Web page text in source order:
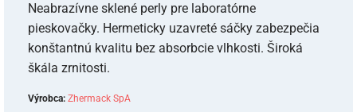
Neabrazívne sklené perly pre laboratórne
pieskovačky. Hermeticky uzavreté sáčky zabezpečia
konštantnú kvalitu bez absorbcie vlhkosti. Široká
škála zrnitosti.
Výrobca: Zhermack SpA